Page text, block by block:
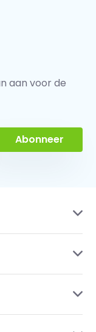
aan voor de
Abonneer